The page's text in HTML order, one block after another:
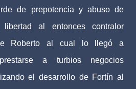
de prepotencia y abuso de
al entonces contralor
Roberto al cual lo llegó a
a turbios negocios
el desarrollo de Fortín al